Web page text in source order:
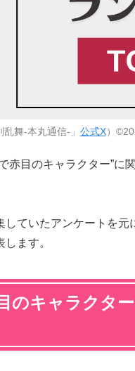
乱舞-本丸通信-」 公式X）
赤目のキャラクター”に
ていたアンケートを元
ます。
のキャラクタ